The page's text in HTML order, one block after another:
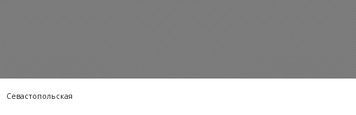
Севастопольская